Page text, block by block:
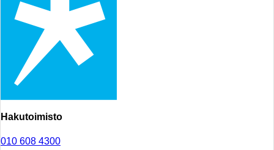
Hakutoimisto
010 608 4300